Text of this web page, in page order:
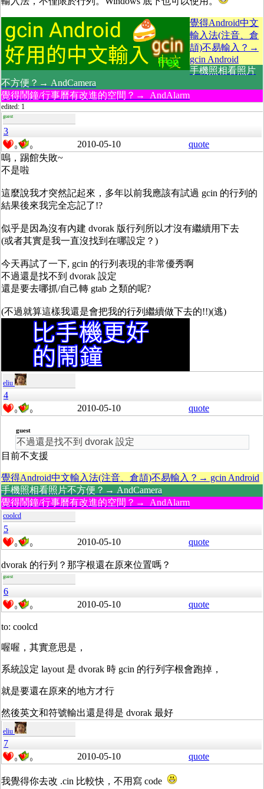
覺得Android中文
輸入法(注音、倉
頡)不易輸入？→
gcin Android
手機照相看照片
不方便？→ AndCamera
覺得鬧鐘/行事曆有改進的空間？→ AndAlarm
edited: 1
guest
3
0 0 2010-05-10
quote
嗚，踢館失敗~
不是啦
這麼說我才突然記起來，多年以前我應該有試過 gcin 的行列的
結果後來我完全忘記了!?
似乎是因為沒有內建 dvorak 版行列所以才沒有繼續用下去
(或者其實是我一直沒找到在哪設定？)
今天再試了一下, gcin 的行列表現的非常優秀啊
不過還是找不到 dvorak 設定
還是要去哪抓/自己轉 gtab 之類的呢?
(不過就算這樣我還是會把我的行列繼續做下去的!!)(逃)
eliu
4
0 0 2010-05-10 quote
guest
不過還是找不到 dvorak 設定
目前不支援
覺得Android中文輸入法(注音、倉頡)不易輸入？→ gcin Android
手機照相看照片不方便？→ AndCamera
覺得鬧鐘/行事曆有改進的空間？→ AndAlarm
coolcd
5
0 0 2010-05-10 quote
dvorak 的行列？那字根還在原來位置嗎？
guest
6
0 0 2010-05-10 quote
to: coolcd
喔喔，其實意思是，
系統設定 layout 是 dvorak 時 gcin 的行列字根會跑掉，
就是要還在原來的地方才行
然後英文和符號輸出還是得是 dvorak 最好
eliu
7
0 0 2010-05-10 quote
我覺得你去改 .cin 比較快，不用寫 code